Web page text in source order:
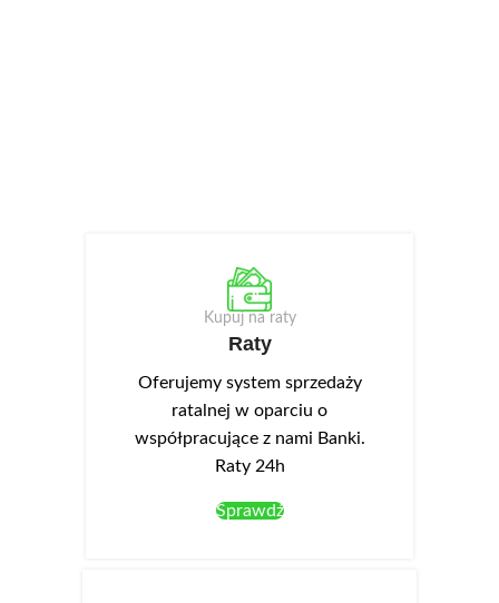
Kupuj na raty
Raty
Oferujemy system sprzedaży
ratalnej w oparciu o
współpracujące z nami Banki.
Raty 24h
Sprawdź